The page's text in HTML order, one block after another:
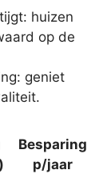
huizen
op de
geniet
Besparing
p/jaar